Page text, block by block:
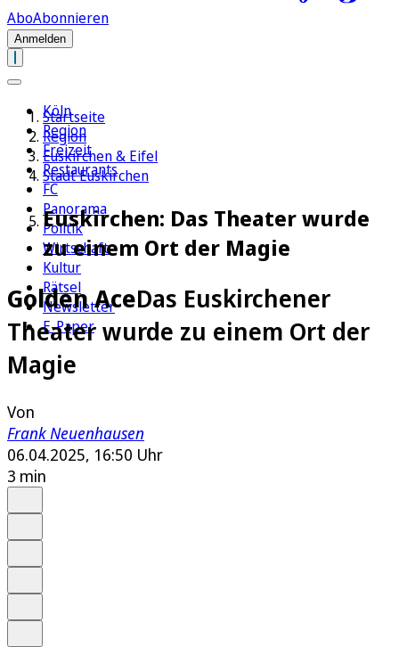
AboAbonnieren
Anmelden
Köln
Region
Freizeit
Restaurants
FC
Panorama
Politik
Wirtschaft
Kultur
Rätsel
Newsletter
E-Paper
Startseite
Region
Euskirchen & Eifel
Stadt Euskirchen
Euskirchen: Das Theater wurde
zu einem Ort der Magie
Golden AceDas Euskirchener
Theater wurde zu einem Ort der
Magie
Von
Frank Neuenhausen
06.04.2025, 16:50 Uhr
3 min